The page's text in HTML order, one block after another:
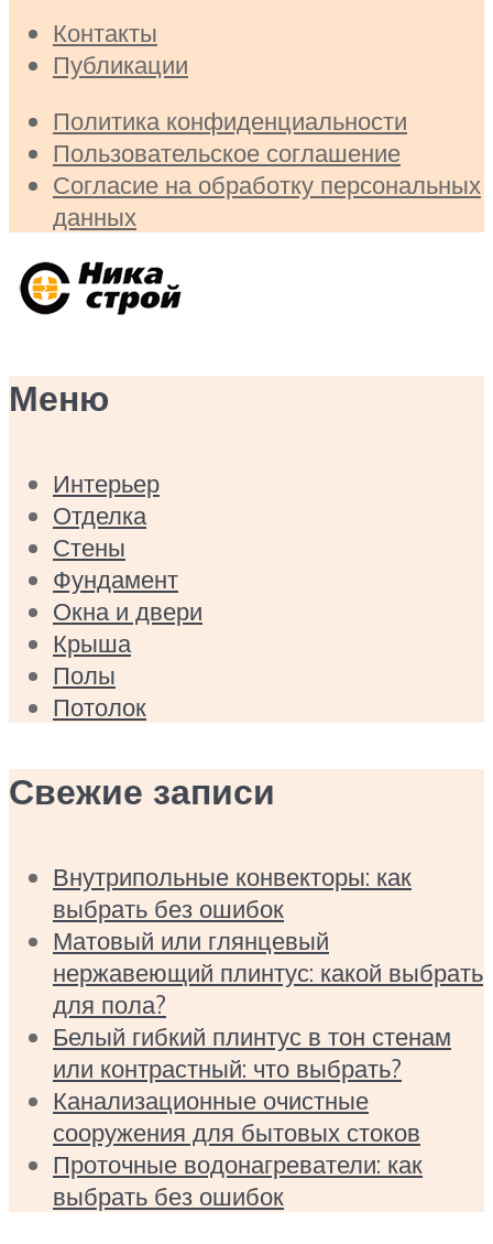
Контакты
Публикации
Политика конфиденциальности
Пользовательское соглашение
Согласие на обработку персональных
данных
Меню
Интерьер
Отделка
Стены
Фундамент
Окна и двери
Крыша
Полы
Потолок
Свежие записи
Внутрипольные конвекторы: как
выбрать без ошибок
Матовый или глянцевый
нержавеющий плинтус: какой выбрать
для пола?
Белый гибкий плинтус в тон стенам
или контрастный: что выбрать?
Канализационные очистные
сооружения для бытовых стоков
Проточные водонагреватели: как
выбрать без ошибок